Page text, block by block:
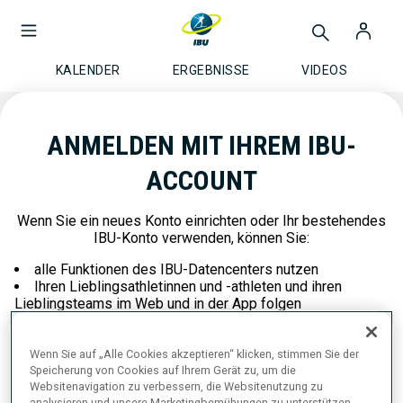
KALENDER ERGEBNISSE VIDEOS
ANMELDEN MIT IHREM IBU-
ACCOUNT
Wenn Sie ein neues Konto einrichten oder Ihr bestehendes
IBU-Konto verwenden, können Sie:
alle Funktionen des IBU-Datencenters nutzen
Ihren Lieblingsathletinnen und -athleten und ihren
Lieblingsteams im Web und in der App folgen
Wenn Sie auf „Alle Cookies akzeptieren“ klicken, stimmen Sie der
Speicherung von Cookies auf Ihrem Gerät zu, um die
Websitenavigation zu verbessern, die Websitenutzung zu